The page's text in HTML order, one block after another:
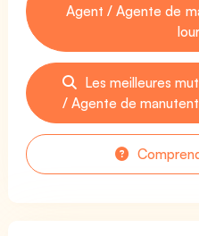
Agent / Agente de
Les meilleures
/ Agente de